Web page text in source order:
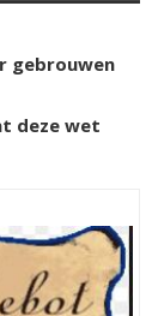
gebrouwen
deze wet